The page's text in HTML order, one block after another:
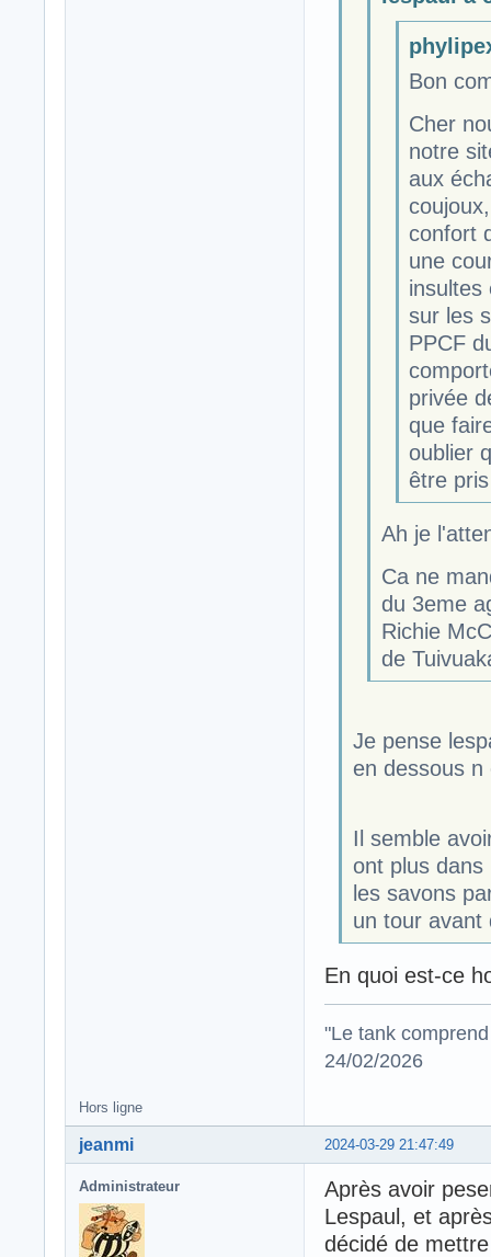
Bon
Cher
notre
aux
confort
une
insultes
sur les
PPCF
privée
que
oublier
être
Ah je
Ca ne
du 3eme
Richie
de
Je pense
en dessous
Il semble
ont plus
les savons
un tour avant
En quoi est-ce
"Le tank
24/02/2026
Hors ligne
2024-03-29 21:47:49
jeanmi
Administrateur
Après avoir
Lespaul, et
décidé de